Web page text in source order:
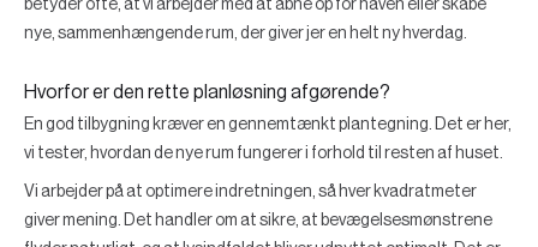
betyder ofte, at vi arbejder med at åbne op for haven eller skabe
nye, sammenhængende rum, der giver jer en helt ny hverdag.
Hvorfor er den rette planløsning afgørende?
En god tilbygning kræver en gennemtænkt plantegning. Det er her,
vi tester, hvordan de nye rum fungerer i forhold til resten af huset.
Vi arbejder på at optimere indretningen, så hver kvadratmeter
giver mening. Det handler om at sikre, at bevægelsesmønstrene